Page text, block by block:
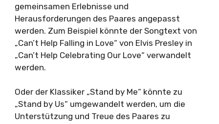
gemeinsamen Erlebnisse und
Herausforderungen des Paares angepasst
werden. Zum Beispiel könnte der Songtext von
„Can’t Help Falling in Love“ von Elvis Presley in
„Can’t Help Celebrating Our Love“ verwandelt
werden.
Oder der Klassiker „Stand by Me“ könnte zu
„Stand by Us“ umgewandelt werden, um die
Unterstützung und Treue des Paares zu